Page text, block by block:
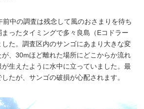
前中の調査は残念して風のおさまりを待ち
ったタイミングで多々良島（Eコドラー
した。調査区内のサンゴにあまり大きな変
、30mほど離れた場所にどこからか流れ
生えたように水中に立っていました。最
たが、サンゴの破損が心配されます。